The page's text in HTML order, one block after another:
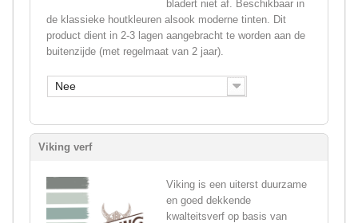
bladert niet af. Beschikbaar in
de klassieke houtkleuren alsook moderne tinten. Dit
product dient in 2-3 lagen aangebracht te worden aan de
buitenzijde (met regelmaat van 2 jaar).
Nee
Viking verf
Viking is een uiterst duurzame
en goed dekkende
kwalteitsverf op basis van